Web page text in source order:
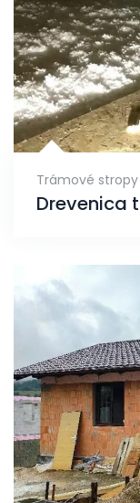
Trámové stropy
Drevenica